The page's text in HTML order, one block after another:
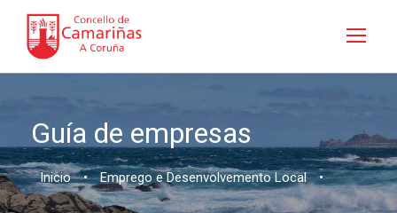
Guía de empresas
Inicio • Emprego e Desenvolvemento Local •